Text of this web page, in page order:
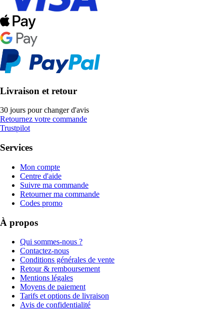
Livraison et retour
30 jours pour changer d'avis
Retournez votre commande
Trustpilot
Services
Mon compte
Centre d'aide
Suivre ma commande
Retourner ma commande
Codes promo
À propos
Qui sommes-nous ?
Contactez-nous
Conditions générales de vente
Retour & remboursement
Mentions légales
Moyens de paiement
Tarifs et options de livraison
Avis de confidentialité